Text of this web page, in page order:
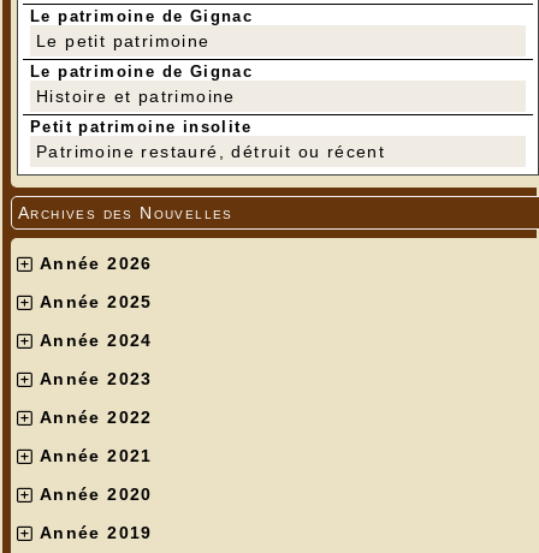
Le patrimoine de Gignac
Le petit patrimoine
Le patrimoine de Gignac
Histoire et patrimoine
Petit patrimoine insolite
Patrimoine restauré, détruit ou récent
Archives des Nouvelles
Année 2026
Année 2025
Année 2024
Année 2023
Année 2022
Année 2021
Année 2020
Année 2019